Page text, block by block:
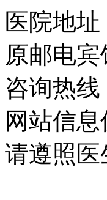
医院地
原邮电宾
咨询热线
网站信
请遵照医